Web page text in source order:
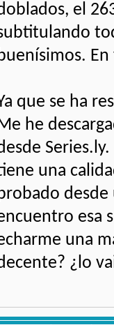
el
que se ha
Me he
una
esa
una
¿lo